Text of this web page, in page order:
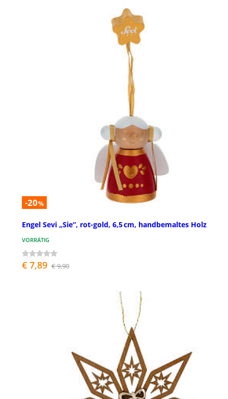
-20%
Engel Sevi „Sie“, rot-gold, 6,5 cm, handbemaltes Holz
VORRÄTIG
€ 7,89 € 9,90